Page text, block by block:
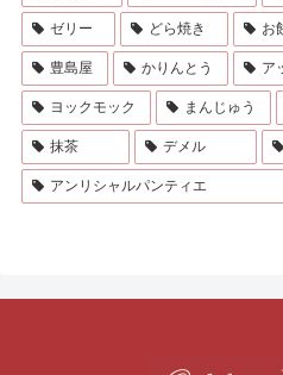
ゼリー どら焼き お
豊島屋 かりんとう ア
ヨックモック まんじゅう
抹茶 デメル
アンリシャルパンティエ